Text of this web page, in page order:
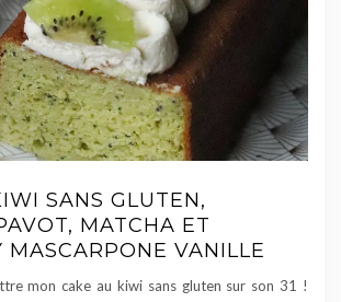
SANS GLUTEN,
MATCHA ET
MASCARPONE VANILLE
mon cake au kiwi sans gluten sur son 31 !